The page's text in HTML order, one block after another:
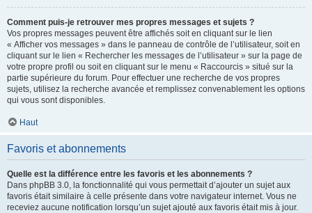
Comment puis-je retrouver mes propres messages et sujets ?
Vos propres messages peuvent être affichés soit en cliquant sur le lien
« Afficher vos messages » dans le panneau de contrôle de l’utilisateur, soit en
cliquant sur le lien « Rechercher les messages de l’utilisateur » sur la page de
votre propre profil ou soit en cliquant sur le menu « Raccourcis » situé sur la
partie supérieure du forum. Pour effectuer une recherche de vos propres
sujets, utilisez la recherche avancée et remplissez convenablement les options
qui vous sont disponibles.
Haut
Favoris et abonnements
Quelle est la différence entre les favoris et les abonnements ?
Dans phpBB 3.0, la fonctionnalité qui vous permettait d’ajouter un sujet aux
favoris était similaire à celle présente dans votre navigateur internet. Vous ne
receviez aucune notification lorsqu’un sujet ajouté aux favoris était mis à jour.